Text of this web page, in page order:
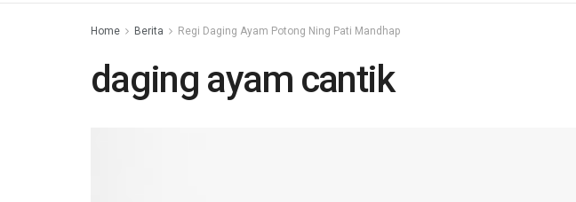
Home Berita Regi Daging Ayam Potong Ning Pati Mandhap
daging ayam cantik